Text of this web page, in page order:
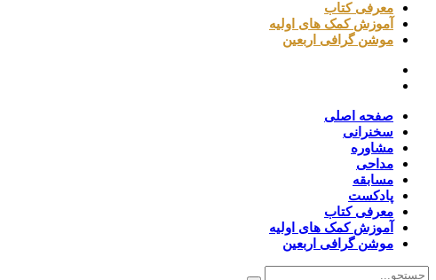
معرفی کتاب
آموزش کمک های اولیه
موشن گرافی اربعین
صفحه اصلی
سخنرانی
مشاوره
مداحی
مسابقه
پادکست
معرفی کتاب
آموزش کمک های اولیه
موشن گرافی اربعین